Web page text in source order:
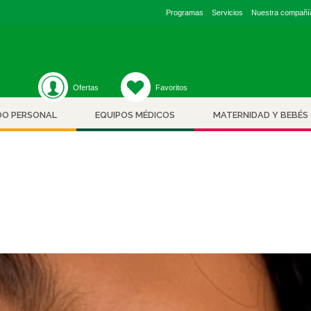
content/plugins/unyson/framework/helpers/general.phpon
Programas Servicios Nuestra
Ofertas Favoritos
PERSONAL EQUIPOS MÉDICOS MATERNIDAD Y BEBÉS